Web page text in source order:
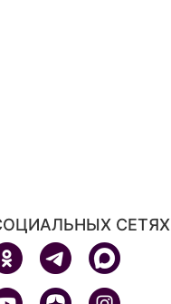
СЕТЯХ